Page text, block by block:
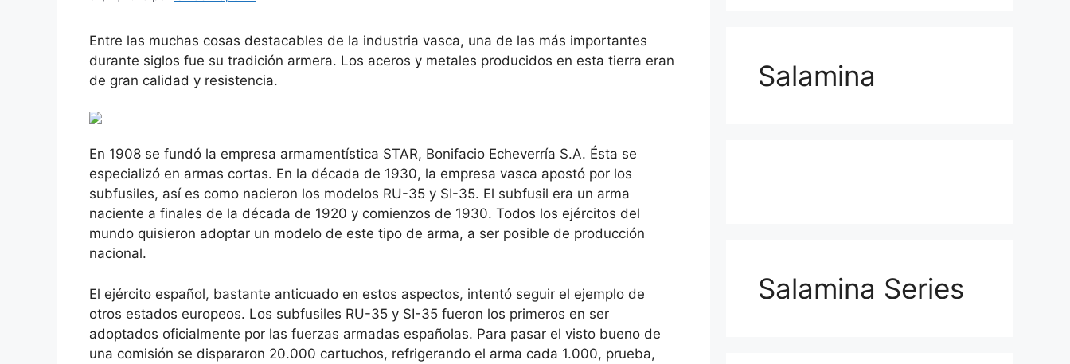
Entre las muchas cosas destacables de la industria vasca, una de las más importantes
durante siglos fue su tradición armera. Los aceros y metales producidos en esta tierra eran
de gran calidad y resistencia.
En 1908 se fundó la empresa armamentística STAR, Bonifacio Echeverría S.A. Ésta se
especializó en armas cortas. En la década de 1930, la empresa vasca apostó por los
subfusiles, así es como nacieron los modelos RU-35 y SI-35. El subfusil era un arma
naciente a finales de la década de 1920 y comienzos de 1930. Todos los ejércitos del
mundo quisieron adoptar un modelo de este tipo de arma, a ser posible de producción
nacional.
El ejército español, bastante anticuado en estos aspectos, intentó seguir el ejemplo de
otros estados europeos. Los subfusiles RU-35 y SI-35 fueron los primeros en ser
adoptados oficialmente por las fuerzas armadas españolas. Para pasar el visto bueno de
una comisión se dispararon 20.000 cartuchos, refrigerando el arma cada 1.000, prueba,
Salamina
Salamina Series